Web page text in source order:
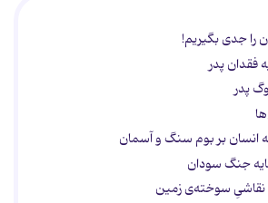
را جدی بگیریم!
فقدان پدر
پدر
انسان بر بوم سنگ و آسمان
جنگ سودان
نقاشیِ سوخته‌ی زمین